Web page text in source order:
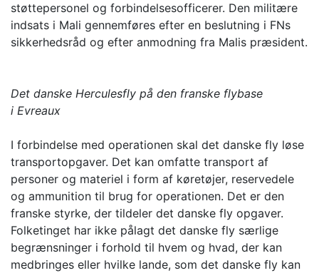
støttepersonel og forbindelsesofficerer. Den militære
indsats i Mali gennemføres efter en beslutning i FNs
sikkerhedsråd og efter anmodning fra Malis præsident.
Det danske Herculesfly på den franske flybase
i Evreaux
I forbindelse med operationen skal det danske fly løse
transportopgaver. Det kan omfatte transport af
personer og materiel i form af køretøjer, reservedele
og ammunition til brug for operationen. Det er den
franske styrke, der tildeler det danske fly opgaver.
Folketinget har ikke pålagt det danske fly særlige
begrænsninger i forhold til hvem og hvad, der kan
medbringes eller hvilke lande, som det danske fly kan